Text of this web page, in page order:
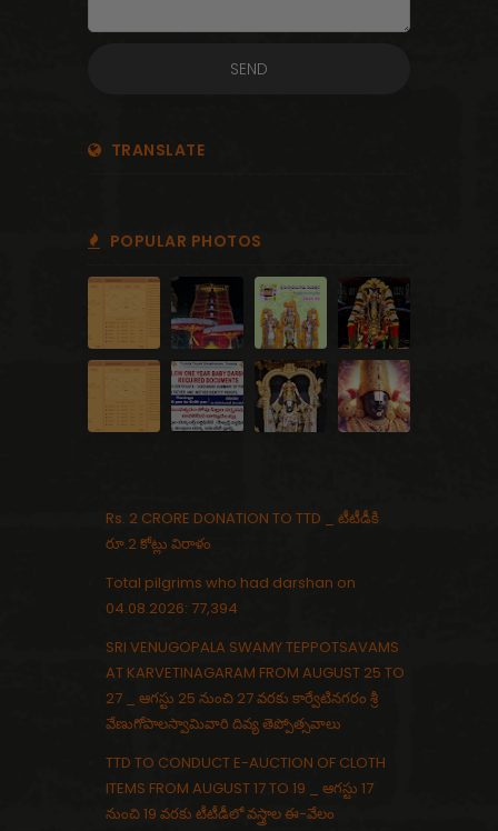
TRANSLATE
POPULAR PHOTOS
Rs. 2 CRORE DONATION TO TTD _ టీటీడీకి
రూ.2 కోట్లు విరాళం
Total pilgrims who had darshan on
04.08.2026: 77,394
SRI VENUGOPALA SWAMY TEPPOTSAVAMS
AT KARVETINAGARAM FROM AUGUST 25 TO
27 _ ఆగస్టు 25 నుంచి 27 వరకు కార్వేటినగరం శ్రీ
వేణుగోపాలస్వామివారి దివ్య తెప్పోత్సవాలు
TTD TO CONDUCT E-AUCTION OF CLOTH
ITEMS FROM AUGUST 17 TO 19 _ ఆగస్టు 17
నుంచి 19 వరకు టీటీడీలో వస్త్రాల ఈ-వేలం